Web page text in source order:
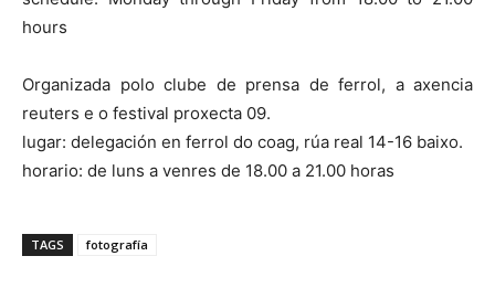
hours
Organizada polo clube de prensa de ferrol, a axencia
reuters e o festival proxecta 09.
lugar: delegación en ferrol do coag, rúa real 14-16 baixo.
horario: de luns a venres de 18.00 a 21.00 horas
TAGS fotografía